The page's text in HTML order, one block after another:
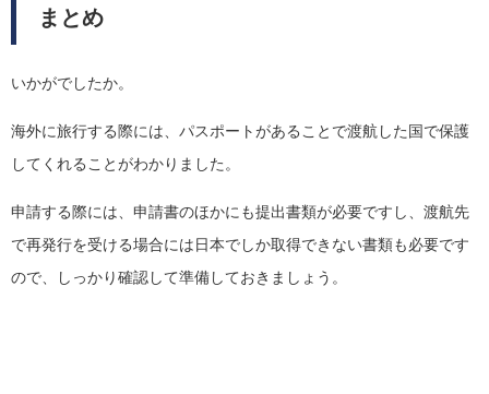
まとめ
いかがでしたか。
海外に旅行する際には、パスポートがあることで渡航した国で保護
してくれることがわかりました。
申請する際には、申請書のほかにも提出書類が必要ですし、渡航先
で再発行を受ける場合には日本でしか取得できない書類も必要です
ので、しっかり確認して準備しておきましょう。